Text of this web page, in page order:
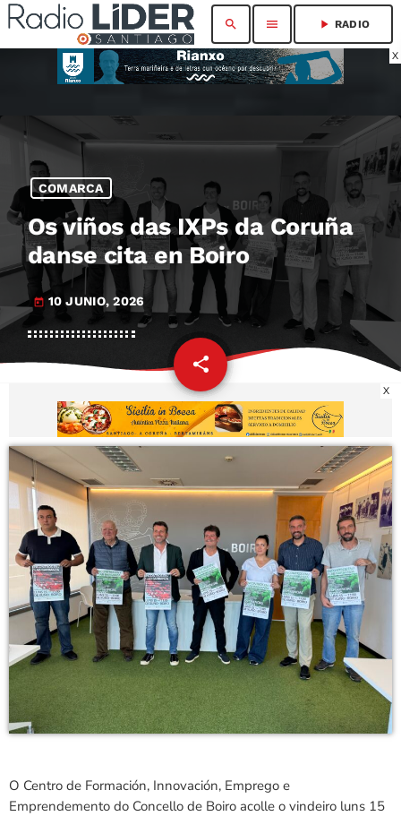
X
search menu play_arrow RADIO
COMARCA
Os viños das IXPs da Coruña
danse cita en Boiro
today 10 JUNIO, 2026
share
email
X
O Centro de Formación, Innovación, Emprego e
Emprendemento do Concello de Boiro acolle o vindeiro luns 15